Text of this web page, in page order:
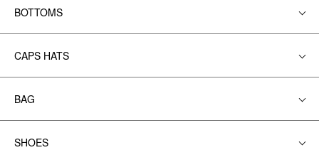
BOTTOMS
CAPS HATS
BAG
SHOES